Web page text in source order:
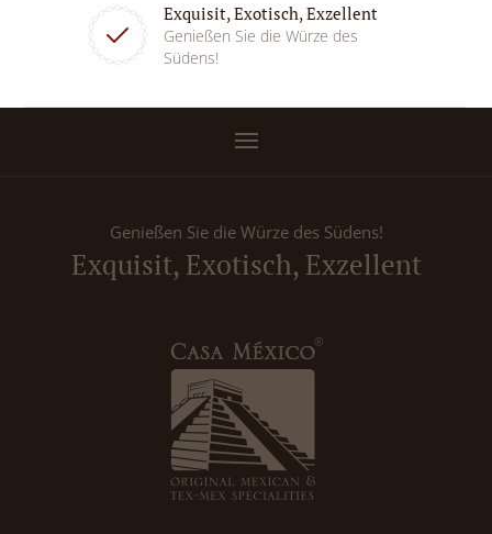
Exquisit, Exotisch, Exzellent
Genießen Sie die Würze des
Südens!
Genießen Sie die Würze des Südens!
Exquisit, Exotisch, Exzellent